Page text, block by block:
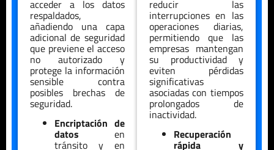
acceder a los datos
respaldados,
añadiendo una capa
adicional de seguridad
que previene el acceso
no autorizado y
protege la información
sensible contra
posibles brechas de
seguridad.
Encriptación de
datos en
tránsito y en
reducir las
interrupciones en las
operaciones diarias,
permitiendo que las
empresas mantengan
su productividad y
eviten pérdidas
significativas
asociadas con tiempos
prolongados de
inactividad.
Recuperación
rápida y